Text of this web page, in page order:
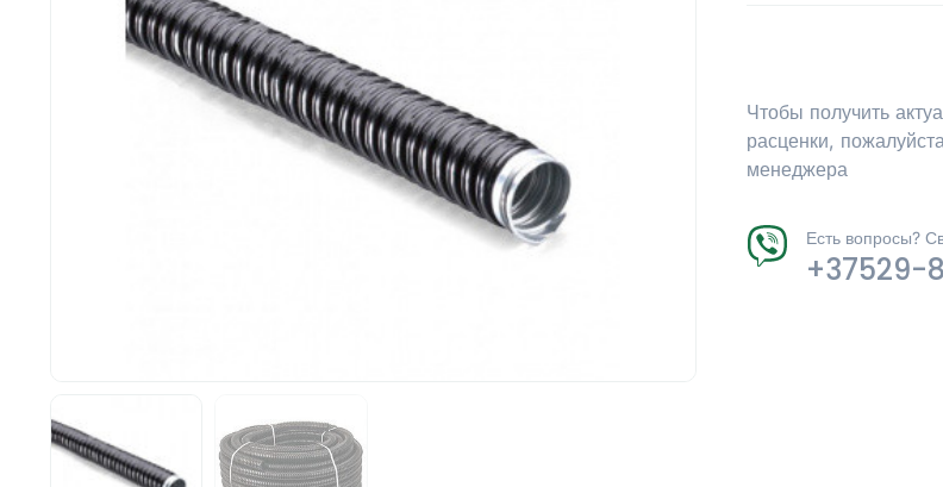
Чтобы получить
расценки,
менеджера
Есть вопросы?
+37529-